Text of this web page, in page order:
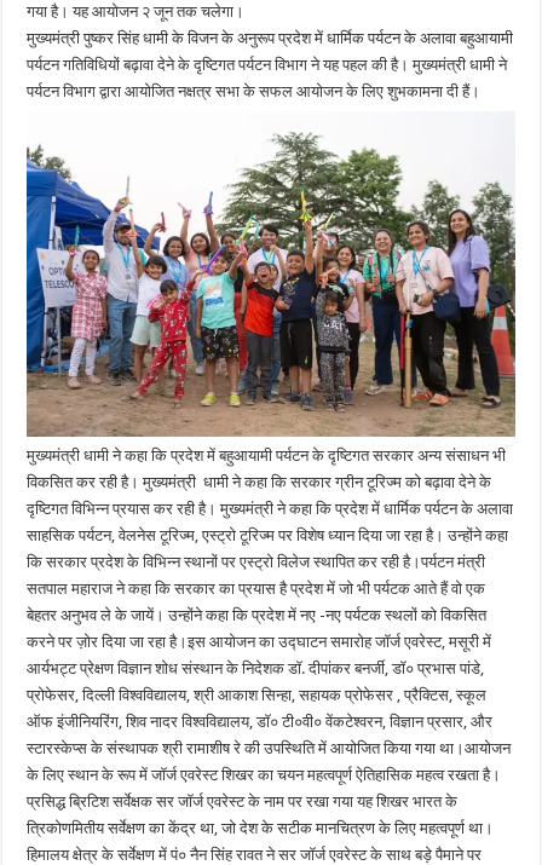
गया है। यह आयोजन २ जून तक चलेगा।
मुख्यमंत्री पुष्कर सिंह धामी के विजन के अनुरूप प्रदेश में धार्मिक पर्यटन के अलावा बहुआयामी
पर्यटन गतिविधियों बढ़ावा देने के दृष्टिगत पर्यटन विभाग ने यह पहल की है। मुख्यमंत्री धामी ने
पर्यटन विभाग द्वारा आयोजित नक्षत्र सभा के सफल आयोजन के लिए शुभकामना दी हैं।
मुख्यमंत्री धामी ने कहा कि प्रदेश में बहुआयामी पर्यटन के दृष्टिगत सरकार अन्य संसाधन भी
विकसित कर रही है। मुख्यमंत्री धामी ने कहा कि सरकार ग्रीन टूरिज्म को बढ़ावा देने के
दृष्टिगत विभिन्न प्रयास कर रही है। मुख्यमंत्री ने कहा कि प्रदेश में धार्मिक पर्यटन के अलावा
साहसिक पर्यटन, वेलनेस टूरिज्म, एस्ट्रो टूरिज्म पर विशेष ध्यान दिया जा रहा है। उन्होंने कहा
कि सरकार प्रदेश के विभिन्न स्थानों पर एस्ट्रो विलेज स्थापित कर रही है।पर्यटन मंत्री
सतपाल महाराज ने कहा कि सरकार का प्रयास है प्रदेश में जो भी पर्यटक आते हैं वो एक
बेहतर अनुभव ले के जायें। उन्होंने कहा कि प्रदेश में नए -नए पर्यटक स्थलों को विकसित
करने पर ज़ोर दिया जा रहा है।इस आयोजन का उद्घाटन समारोह जॉर्ज एवरेस्ट, मसूरी में
आर्यभट्ट प्रेक्षण विज्ञान शोध संस्थान के निदेशक डॉ. दीपांकर बनर्जी, डॉ० प्रभास पांडे,
प्रोफेसर, दिल्ली विश्वविद्यालय, श्री आकाश सिन्हा, सहायक प्रोफेसर , प्रैक्टिस, स्कूल
ऑफ इंजीनियरिंग, शिव नादर विश्वविद्यालय, डॉ० टी०वी० वेंकटेश्वरन, विज्ञान प्रसार, और
स्टारस्केप्स के संस्थापक श्री रामाशीष रे की उपस्थिति में आयोजित किया गया था।आयोजन
के लिए स्थान के रूप में जॉर्ज एवरेस्ट शिखर का चयन महत्वपूर्ण ऐतिहासिक महत्व रखता है।
प्रसिद्ध ब्रिटिश सर्वेक्षक सर जॉर्ज एवरेस्ट के नाम पर रखा गया यह शिखर भारत के
त्रिकोणमितीय सर्वेक्षण का केंद्र था, जो देश के सटीक मानचित्रण के लिए महत्वपूर्ण था।
हिमालय क्षेत्र के सर्वेक्षण में पं० नैन सिंह रावत ने सर जॉर्ज एवरेस्ट के साथ बड़े पैमाने पर